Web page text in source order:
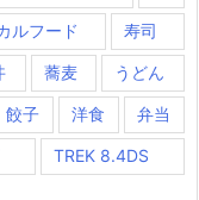
ルフード 寿司
蕎麦 うどん
餃子 洋食 弁当
TREK 8.4DS